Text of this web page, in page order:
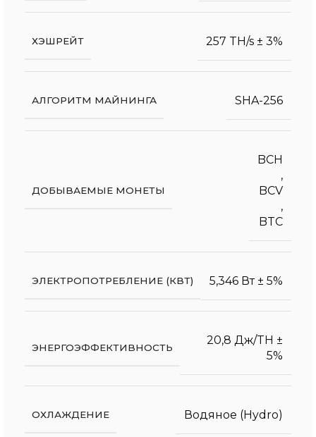
ХЭШРЕЙТ 257 TH/s ± 3%
АЛГОРИТМ МАЙНИНГА SHA-256
ДОБЫВАЕМЫЕ МОНЕТЫ
BCH
,
BCV
,
BTC
ЭЛЕКТРОПОТРЕБЛЕНИЕ (КВТ) 5,346 Вт ± 5%
ЭНЕРГОЭФФЕКТИВНОСТЬ
20,8 Дж/TH ±
5%
ОХЛАЖДЕНИЕ Водяное (Hydro)